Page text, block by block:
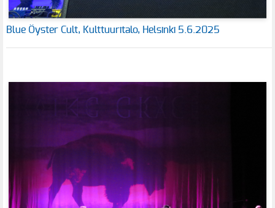
Blue Öyster Cult, Kulttuuritalo, Helsinki 5.6.2025